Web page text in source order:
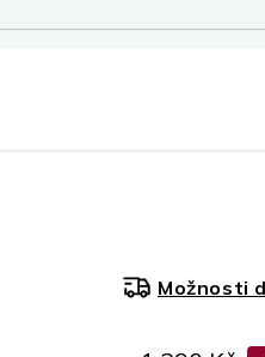
Možnosti